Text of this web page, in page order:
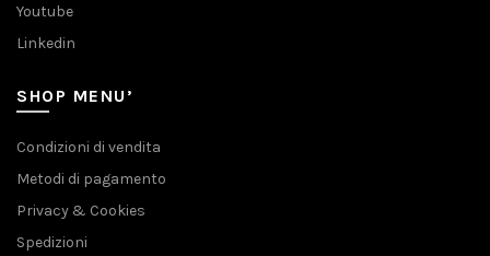
Youtube
Linkedin
SHOP MENU’
Condizioni di vendita
Metodi di pagamento
Privacy & Cookies
Spedizioni